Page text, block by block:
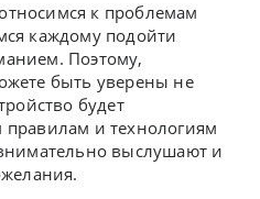
к проблемам
каждому подойти
Поэтому,
быть уверены не
будет
и технологиям
выслушают и